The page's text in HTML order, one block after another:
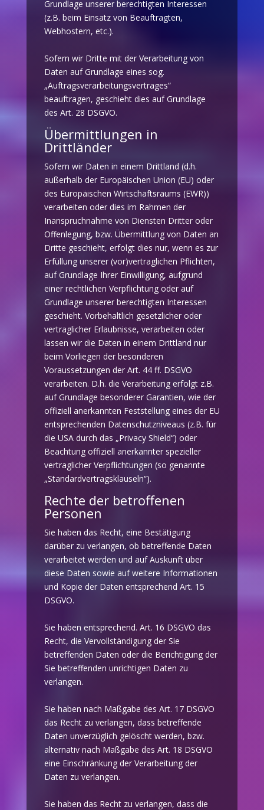
Grundlage unserer berechtigten Interessen
(z.B. beim Einsatz von Beauftragten,
Webhostern, etc.).
Sofern wir Dritte mit der Verarbeitung von
Daten auf Grundlage eines sog.
„Auftragsverarbeitungsvertrages“
beauftragen, geschieht dies auf Grundlage
des Art. 28 DSGVO.
Übermittlungen in
Drittländer
Sofern wir Daten in einem Drittland (d.h.
außerhalb der Europäischen Union (EU) oder
des Europäischen Wirtschaftsraums (EWR))
verarbeiten oder dies im Rahmen der
Inanspruchnahme von Diensten Dritter oder
Offenlegung, bzw. Übermittlung von Daten an
Dritte geschieht, erfolgt dies nur, wenn es zur
Erfüllung unserer (vor)vertraglichen Pflichten,
auf Grundlage Ihrer Einwilligung, aufgrund
einer rechtlichen Verpflichtung oder auf
Grundlage unserer berechtigten Interessen
geschieht. Vorbehaltlich gesetzlicher oder
vertraglicher Erlaubnisse, verarbeiten oder
lassen wir die Daten in einem Drittland nur
beim Vorliegen der besonderen
Voraussetzungen der Art. 44 ff. DSGVO
verarbeiten. D.h. die Verarbeitung erfolgt z.B.
auf Grundlage besonderer Garantien, wie der
offiziell anerkannten Feststellung eines der EU
entsprechenden Datenschutzniveaus (z.B. für
die USA durch das „Privacy Shield“) oder
Beachtung offiziell anerkannter spezieller
vertraglicher Verpflichtungen (so genannte
„Standardvertragsklauseln“).
Rechte der betroffenen
Personen
Sie haben das Recht, eine Bestätigung
darüber zu verlangen, ob betreffende Daten
verarbeitet werden und auf Auskunft über
diese Daten sowie auf weitere Informationen
und Kopie der Daten entsprechend Art. 15
DSGVO.
Sie haben entsprechend. Art. 16 DSGVO das
Recht, die Vervollständigung der Sie
betreffenden Daten oder die Berichtigung der
Sie betreffenden unrichtigen Daten zu
verlangen.
Sie haben nach Maßgabe des Art. 17 DSGVO
das Recht zu verlangen, dass betreffende
Daten unverzüglich gelöscht werden, bzw.
alternativ nach Maßgabe des Art. 18 DSGVO
eine Einschränkung der Verarbeitung der
Daten zu verlangen.
Sie haben das Recht zu verlangen, dass die